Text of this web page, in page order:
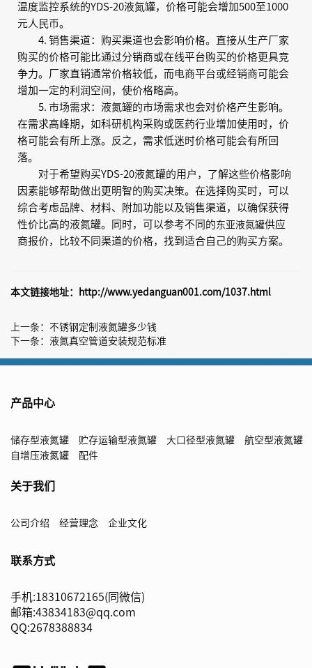
温度监控系统的YDS-20液氮罐，价格可能会增加500至1000
元人民币。
4. 销售渠道：购买渠道也会影响价格。直接从生产厂家
购买的价格可能比通过分销商或在线平台购买的价格更具竞
争力。厂家直销通常价格较低，而电商平台或经销商可能会
增加一定的利润空间，使价格略高。
5. 市场需求：液氮罐的市场需求也会对价格产生影响。
在需求高峰期，如科研机构采购或医药行业增加使用时，价
格可能会有所上涨。反之，需求低迷时价格可能会有所回
落。
对于希望购买YDS-20液氮罐的用户，了解这些价格影响
因素能够帮助做出更明智的购买决策。在选择购买时，可以
综合考虑品牌、材料、附加功能以及销售渠道，以确保获得
性价比高的液氮罐。同时，可以参考不同的东亚液氮罐供应
商报价，比较不同渠道的价格，找到适合自己的购买方案。
本文链接地址： http://www.yedanguan001.com/1037.html
上一条： 不锈钢定制液氮罐多少钱
下一条： 液氮真空管道安装规范标准
产品中心
储存型液氮罐 贮存运输型液氮罐 大口径型液氮罐
航空型液氮罐
自增压液氮罐
配件
关于我们
公司介绍 经营理念 企业文化
联系方式
手机:18310672165(同微信)
邮箱:43834183@qq.com
QQ:2678388834